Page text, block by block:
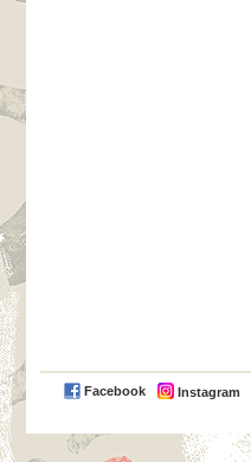
Facebook Instagram